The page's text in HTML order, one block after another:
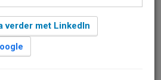
om 12:42 1 minuut leestijd
2022 met AT Capital eigenaar
in Eindhoven, heeft de
verder met LinkedIn